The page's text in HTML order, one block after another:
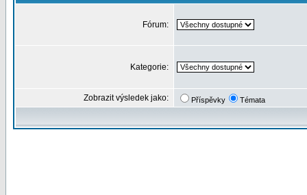
Fórum:
Kategorie:
Zobrazit výsledek jako: Příspěvky Témata